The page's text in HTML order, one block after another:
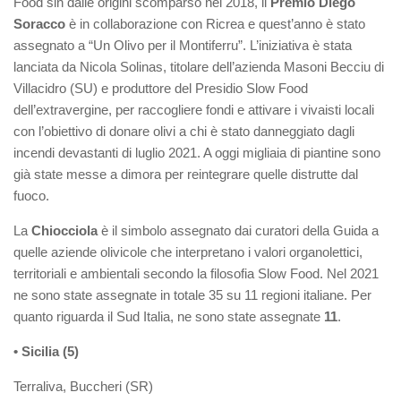
Soracco è in collaborazione con Ricrea e quest’anno è stato
assegnato a “Un Olivo per il Montiferru”. L’iniziativa è stata
lanciata da Nicola Solinas, titolare dell’azienda Masoni Becciu di
Villacidro (SU) e produttore del Presidio Slow Food
dell’extravergine, per raccogliere fondi e attivare i vivaisti locali
con l’obiettivo di donare olivi a chi è stato danneggiato dagli
incendi devastanti di luglio 2021. A oggi migliaia di piantine sono
già state messe a dimora per reintegrare quelle distrutte dal
fuoco.
La Chiocciola è il simbolo assegnato dai curatori della Guida a
quelle aziende olivicole che interpretano i valori organolettici,
territoriali e ambientali secondo la filosofia Slow Food. Nel 2021
ne sono state assegnate in totale 35 su 11 regioni italiane. Per
quanto riguarda il Sud Italia, ne sono state assegnate 11.
• Sicilia (5)
Terraliva, Buccheri (SR)